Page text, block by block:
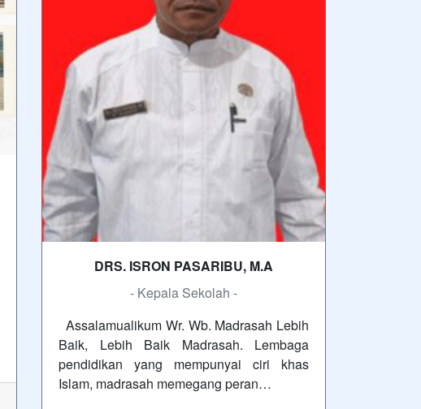
DRS. ISRON PASARIBU, M.A
- Kepala Sekolah -
Assalamualikum Wr. Wb. Madrasah Lebih
Baik, Lebih Baik Madrasah. Lembaga
pendidikan yang mempunyai ciri khas
Islam, madrasah memegang peran…